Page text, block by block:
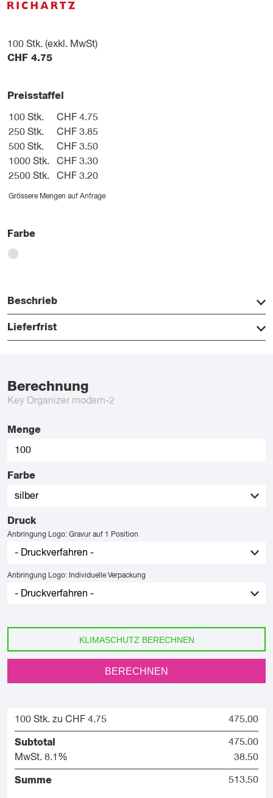
100 Stk. (exkl. MwSt)
CHF 4.75
Preisstaffel
100 Stk.
CHF 4.75
250 Stk.
CHF 3.85
500 Stk.
CHF 3.50
1000 Stk.
CHF 3.30
2500 Stk.
CHF 3.20
Grössere Mengen auf Anfrage
Farbe
Beschrieb
Lieferfrist
Berechnung
Key Organizer modern-2
Menge
Farbe
Druck
Anbringung Logo: Gravur auf 1 Position
Anbringung Logo: Individuelle Verpackung
KLIMASCHUTZ BERECHNEN
BERECHNEN
100 Stk. zu CHF 4.75 475.00
Subtotal
475.00
MwSt. 8.1%
38.50
Summe 513.50